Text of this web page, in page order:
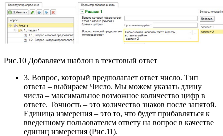
Рис.10 Добавляем шаблон в текстовый ответ
3. Вопрос, который предполагает ответ число. Тип
ответа – выбираем Число. Мы можем указать длину
числа – максимальное возможное количество цифр в
ответе. Точность – это количество знаков после запятой.
Единица измерения – это то, что будет прибавляться к
введенному пользователем ответу на вопрос в качестве
единиц измерения (Рис.11).